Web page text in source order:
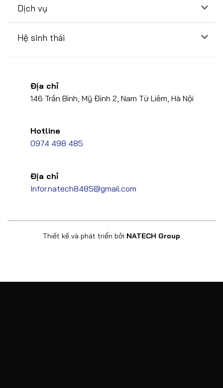
Dịch vụ
Hệ sinh thái
Địa chỉ
146 Trần Bình, Mỹ Đình 2, Nam Từ Liêm, Hà Nội
Hotline
0974 498 485
Địa chỉ
Infor.natech8485@gmail.com
Thiết kế và phát triển bởi NATECH Group